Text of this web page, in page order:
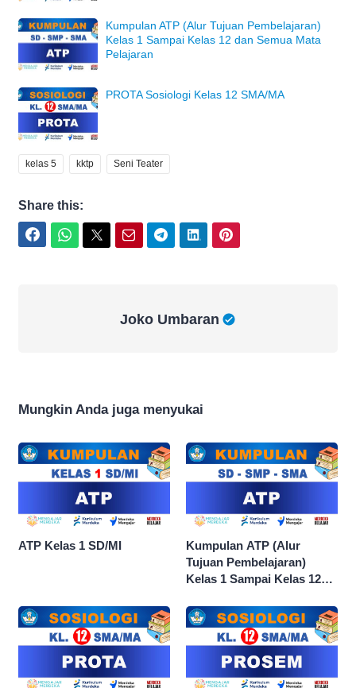
Kumpulan ATP (Alur Tujuan Pembelajaran)
Kelas 1 Sampai Kelas 12 dan Semua Mata
Pelajaran
PROTA Sosiologi Kelas 12 SMA/MA
kelas 5 kktp Seni Teater
Share this:
Joko Umbaran
Mungkin Anda juga menyukai
ATP Kelas 1 SD/MI
Kumpulan ATP (Alur
Tujuan Pembelajaran)
Kelas 1 Sampai Kelas 12